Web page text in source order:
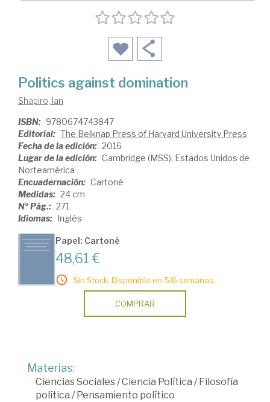
Politics against domination
Shapiro, Ian
ISBN: 9780674743847
Editorial: The Belknap Press of Harvard University Press
Fecha de la edición: 2016
Lugar de la edición: Cambridge (MSS). Estados Unidos de
Norteamérica
Encuadernación: Cartoné
Medidas: 24 cm
Nº Pág.: 271
Idiomas: Inglés
Papel: Cartoné
48,61 €
Sin Stock. Disponible en 5/6 semanas.
COMPRAR
Materias:
Ciencias Sociales/Ciencia Política /Filosofía
política /Pensamiento político